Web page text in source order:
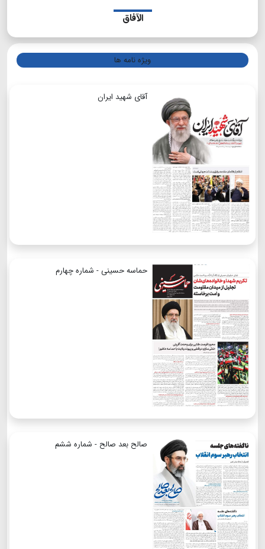
الآفاق
ویژه نامه ها
آقای شهید ایران
حماسه حسینی - شماره چهارم
صالح بعد صالح - شماره ششم